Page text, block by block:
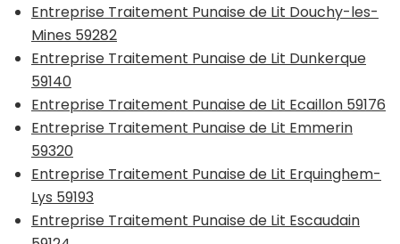
Entreprise Traitement Punaise de Lit Douchy-les-
Mines 59282
Entreprise Traitement Punaise de Lit Dunkerque
59140
Entreprise Traitement Punaise de Lit Ecaillon 59176
Entreprise Traitement Punaise de Lit Emmerin
59320
Entreprise Traitement Punaise de Lit Erquinghem-
Lys 59193
Entreprise Traitement Punaise de Lit Escaudain